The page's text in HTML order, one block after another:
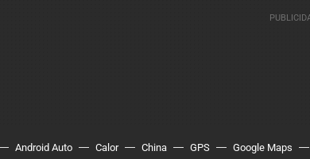
Android Auto Calor China GPS Google Maps